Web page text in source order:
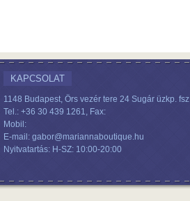
KAPCSOLAT
1148 Budapest, Örs vezér tere 24 Sugár üzkp. fsz
Tel.: +36 30 439 1261, Fax:
Mobil:
E-mail: gabor@mariannaboutique.hu
Nyitvatartás: H-SZ: 10:00-20:00